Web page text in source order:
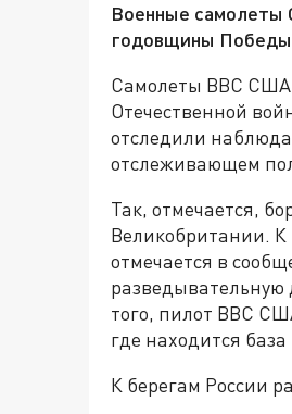
Военные самолеты
годовщины Победы
Самолеты ВВС США
Отечественной
отследили
отслеживающем
Так, отмечается,
Великобритании. К
отмечается в
разведывательную
того, пилот ВВС
где находится
К берегам России